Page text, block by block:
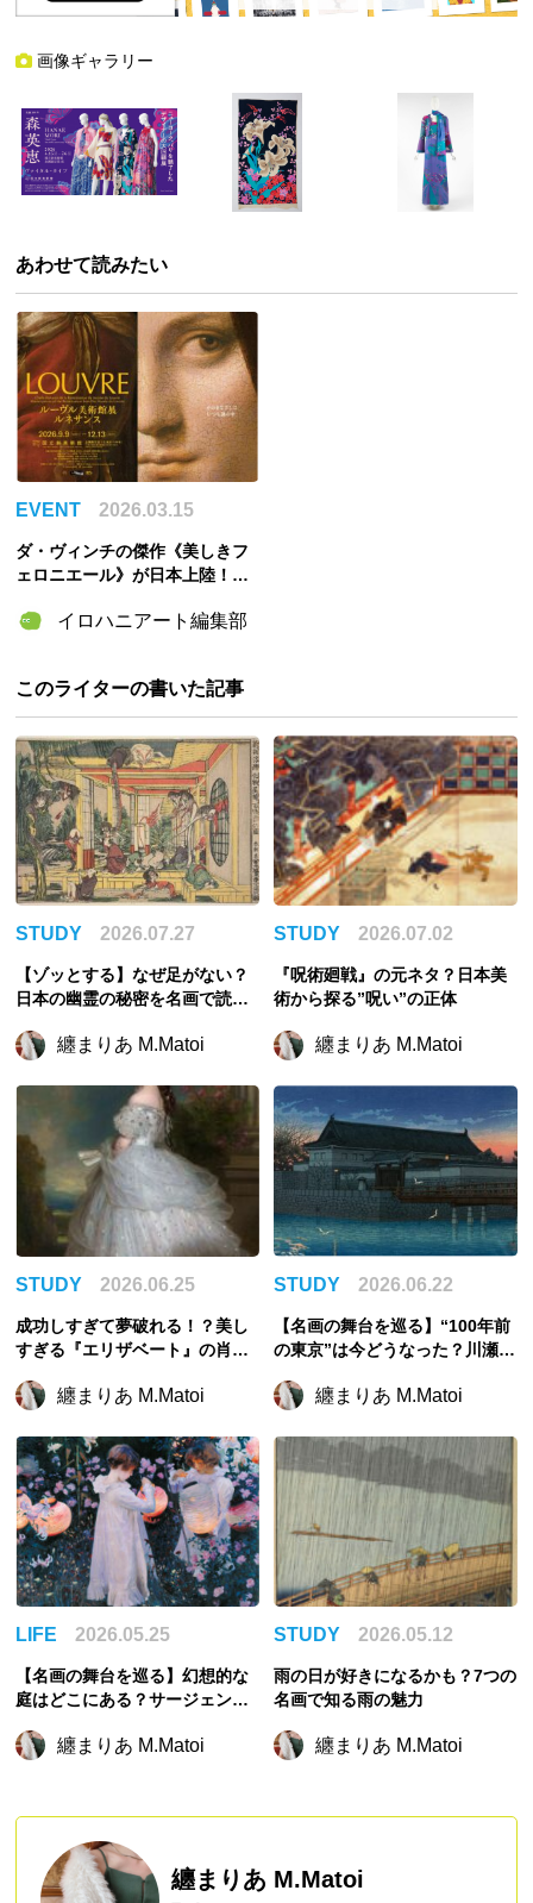
画像ギャラリー
あわせて読みたい
EVENT 2026.03.15
ダ・ヴィンチの傑作《美しきフ
ェロニエール》が日本上陸！
ス」が今秋、国立新美術館で開
イロハニアート編集部
このライターの書いた記事
STUDY 2026.07.27
【ゾッとする】なぜ足がない？
日本の幽霊の秘密を名画で読み
纏まりあ M.Matoi
STUDY 2026.07.02
『呪術廻戦』の元ネタ？日本美
術から探る”呪い”の正体
纏まりあ M.Matoi
STUDY 2026.06.25
成功しすぎて夢破れる！？美し
すぎる『エリザベート』の肖像
ーとは纏まりあ M.Matoi
STUDY 2026.06.22
【名画の舞台を巡る】“100年前
の東京”は今どうなった？川瀬巴
纏まりあ M.Matoi
LIFE 2026.05.25
【名画の舞台を巡る】幻想的な
庭はどこにある？サージェント
ーション、リリー、リリー、ロ
纏まりあ M.Matoi
STUDY 2026.05.12
雨の日が好きになるかも？7つの
名画で知る雨の魅力
纏まりあ M.Matoi
纏まりあ M.Matoi